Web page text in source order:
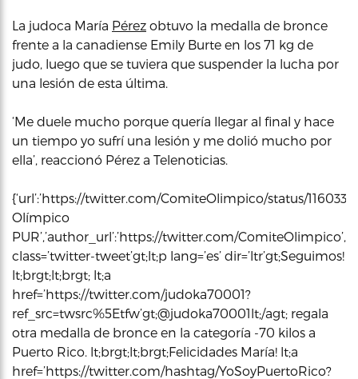
La judoca María Pérez obtuvo la medalla de bronce
frente a la canadiense Emily Burte en los 71 kg de
judo, luego que se tuviera que suspender la lucha por
una lesión de esta última.
‘Me duele mucho porque quería llegar al final y hace
un tiempo yo sufrí una lesión y me dolió mucho por
ella’, reaccionó Pérez a Telenoticias.
{‘url’:’https://twitter.com/ComiteOlimpico/status/
Olímpico
PUR’,’author_url’:’https://twitter.com/
class=’twitter-tweet’gt;lt;p lang=’es’ dir=’ltr’gt;Seguimos!
lt;brgt;lt;brgt; lt;a
href=’https://twitter.com/judoka70001?
ref_src=twsrc%5Etfw’gt;@judoka70001lt;/agt; regala
otra medalla de bronce en la categoría -70 kilos a
Puerto Rico. lt;brgt;lt;brgt;Felicidades María! lt;a
href=’https://twitter.com/hashtag/YoSoyPuertoRico?